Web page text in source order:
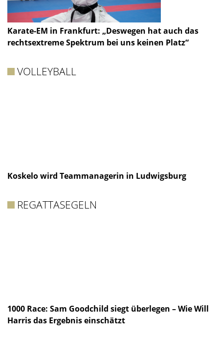
Karate-EM in Frankfurt: „Deswegen hat auch das
rechtsextreme Spektrum bei uns keinen Platz“
VOLLEYBALL
Koskelo wird Teammanagerin in Ludwigsburg
REGATTASEGELN
1000 Race: Sam Goodchild siegt überlegen – Wie Will
Harris das Ergebnis einschätzt